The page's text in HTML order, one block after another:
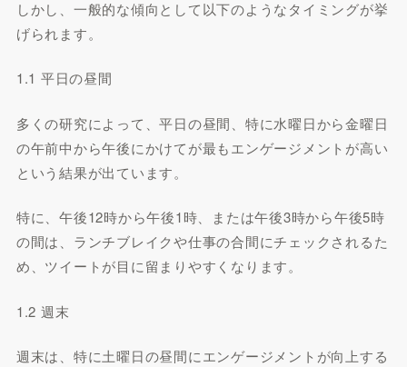
しかし、一般的な傾向として以下のようなタイミングが挙
げられます。
1.1 平日の昼間
多くの研究によって、平日の昼間、特に水曜日から金曜日
の午前中から午後にかけてが最もエンゲージメントが高い
という結果が出ています。
特に、午後12時から午後1時、または午後3時から午後5時
の間は、ランチブレイクや仕事の合間にチェックされるた
め、ツイートが目に留まりやすくなります。
1.2 週末
週末は、特に土曜日の昼間にエンゲージメントが向上する